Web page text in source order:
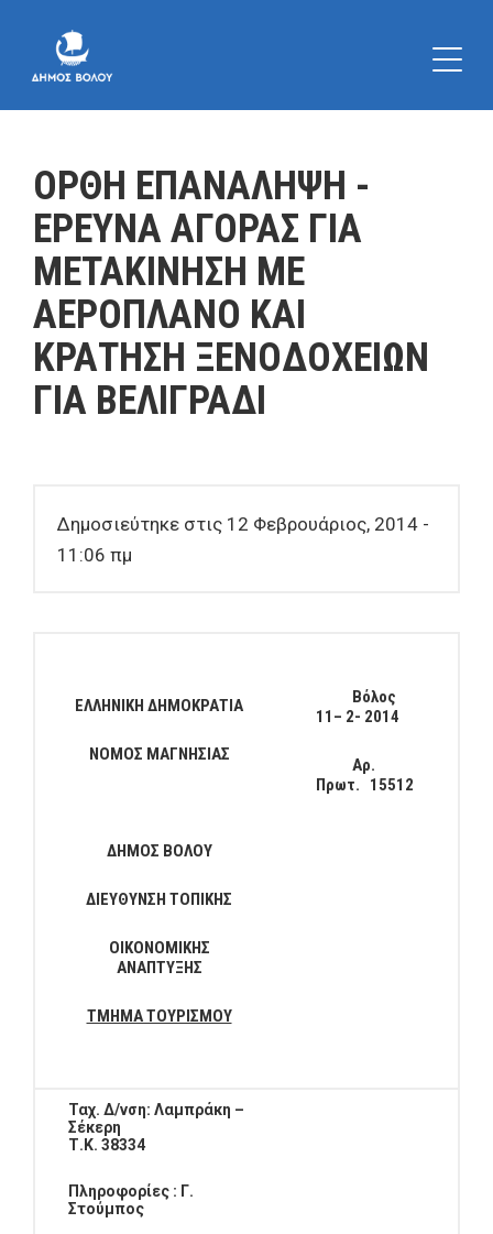
ΟΡΘΗ ΕΠΑΝΑΛΗΨΗ -
ΕΡΕΥΝΑ ΑΓΟΡΑΣ ΓΙΑ
ΜΕΤΑΚΙΝΗΣΗ ΜΕ
ΑΕΡΟΠΛΑΝΟ ΚΑΙ
ΚΡΑΤΗΣΗ ΞΕΝΟΔΟΧΕΙΩΝ
ΓΙΑ ΒΕΛΙΓΡΑΔΙ
Δημοσιεύτηκε στις 12 Φεβρουάριος, 2014 -
11:06 πμ
ΕΛΛΗΝΙΚΗ ΔΗΜΟΚΡΑΤΙΑ
ΝΟΜΟΣ ΜΑΓΝΗΣΙΑΣ
ΔΗΜΟΣ ΒΟΛΟΥ
ΔΙΕΥΘΥΝΣΗ ΤΟΠΙΚΗΣ
ΟΙΚΟΝΟΜΙΚΗΣ
ΑΝΑΠΤΥΞΗΣ
ΤΜΗΜΑ ΤΟΥΡΙΣΜΟΥ
Βόλος
11 – 2- 2014
Αρ.
Πρωτ.
15512
Ταχ. Δ/νση: Λαμπράκη –
Σέκερη
Τ.Κ. 38334
Πληροφορίες : Γ.
Στούμπος